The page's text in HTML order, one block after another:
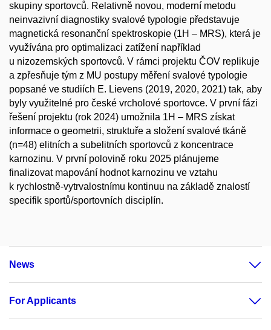
skupiny sportovců. Relativně novou, moderní metodu
neinvazivní diagnostiky svalové typologie představuje
magnetická resonanční spektroskopie (1H – MRS), která je
využívána pro optimalizaci zatížení například
u nizozemských sportovců. V rámci projektu ČOV replikuje
a zpřesňuje tým z MU postupy měření svalové typologie
popsané ve studiích E. Lievens (2019, 2020, 2021) tak, aby
byly využitelné pro české vrcholové sportovce. V první fázi
řešení projektu (rok 2024) umožnila 1H – MRS získat
informace o geometrii, struktuře a složení svalové tkáně
(n=48) elitních a subelitních sportovců z koncentrace
karnozinu. V první polovině roku 2025 plánujeme
finalizovat mapování hodnot karnozinu ve vztahu
k rychlostně-vytrvalostnímu kontinuu na základě znalostí
specifik sportů/sportovních disciplín.
News
For Applicants